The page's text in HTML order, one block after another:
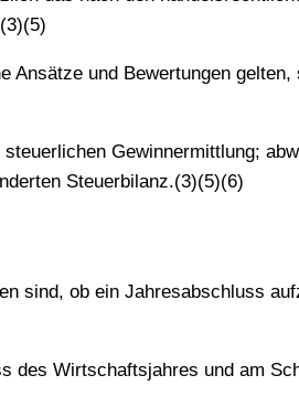
Ansätze und Bewertungen
steuerlichen Gewinnermittlung;
Steuerbilanz.(3)(5)(6)
sind, ob ein Jahresabschluss
des Wirtschaftsjahres und am